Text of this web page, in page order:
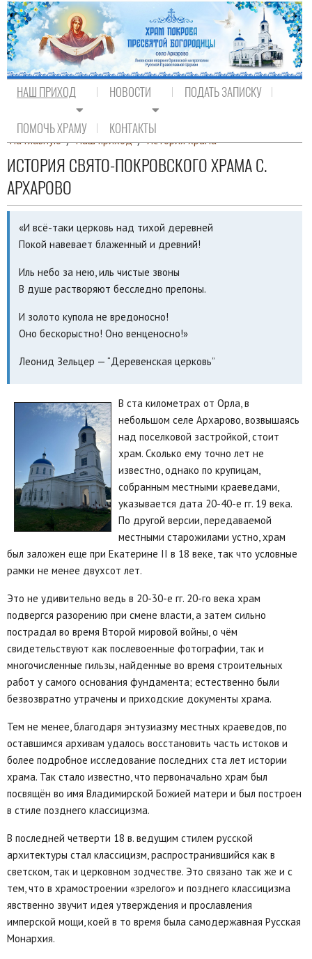
НАШ ПРИХОД НОВОСТИ ПОДАТЬ ЗАПИСКУ
ПОМОЧЬ ХРАМУ КОНТАКТЫ
На главную / Наш приход / История храма
ИСТОРИЯ СВЯТО-ПОКРОВСКОГО ХРАМА С.
АРХАРОВО
«И всё-таки церковь над тихой деревней
Покой навевает блаженный и древний!
Иль небо за нею, иль чистые звоны
В душе растворяют бесследно препоны.
И золото купола не вредоносно!
Оно бескорыстно! Оно венценосно!»
Леонид Зельцер — “Деревенская церковь”
В ста километрах от Орла, в
небольшом селе Архарово, возвышаясь
над поселковой застройкой, стоит
храм. Сколько ему точно лет не
известно, однако по крупицам,
собранным местными краеведами,
указывается дата 20-40-е гг. 19 века.
По другой версии, передаваемой
местными старожилами устно, храм
был заложен еще при Екатерине II в 18 веке, так что условные
рамки не менее двухсот лет.
Это не удивительно ведь в 20-30-е гг. 20-го века храм
подвергся разорению при смене власти, а затем сильно
пострадал во время Второй мировой войны, о чём
свидетельствуют как послевоенные фотографии, так и
многочисленные гильзы, найденные во время строительных
работ у самого основания фундамента; естественно были
безвозвратно утрачены и приходские документы храма.
Тем не менее, благодаря энтузиазму местных краеведов, по
оставшимся архивам удалось восстановить часть истоков и
более подробное исследование последних ста лет истории
храма. Так стало известно, что первоначально храм был
посвящён во имя Владимирской Божией матери и был построен
в стиле позднего классицизма.
В последней четверти 18 в. ведущим стилем русской
архитектуры стал классицизм, распространившийся как в
светском, так и церковном зодчестве. Это связано так же и с
тем, что в храмостроении «зрелого» и позднего классицизма
явственно звучит идея утверждения и прославления
имперской мощи, коей в то время была самодержавная Русская
Монархия.